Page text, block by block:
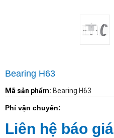
Bearing H63
Mã sản phẩm: Bearing H63
Phí vận chuyển:
Liên hệ báo giá